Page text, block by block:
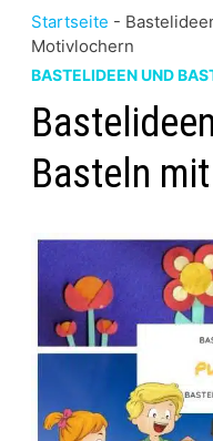
Startseite -
Motivlochern
BASTELIDEEN UND
Basteln